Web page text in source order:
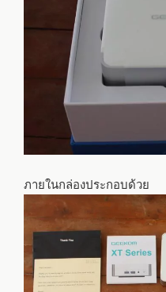
ภายในกล่องประกอบด้วย